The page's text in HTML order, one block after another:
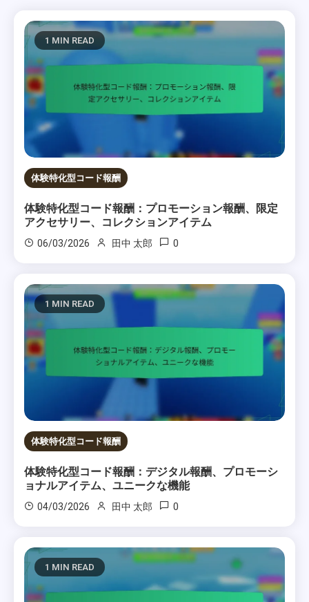
1 MIN READ
体験特化型コード報酬
体験特化型コード報酬：プロモーション報酬、限定
アクセサリー、コレクションアイテム
06/03/2026 田中 太郎 0
1 MIN READ
体験特化型コード報酬
体験特化型コード報酬：デジタル報酬、プロモーシ
ョナルアイテム、ユニークな機能
04/03/2026 田中 太郎 0
1 MIN READ